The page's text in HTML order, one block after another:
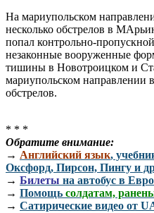
На мариупольском
несколько обстрелов в
попал контрольно-
незаконные вооруженные
тишины в Новотроицком и
мариупольском направлении
обстрелов.
* * *
Обратите внимание:
→ Английский язык,
Оксфорд, Пирсон, Пингу и
→ Билеты на автобус в
→ Помощь солдатам,
→ Сатирические видео от